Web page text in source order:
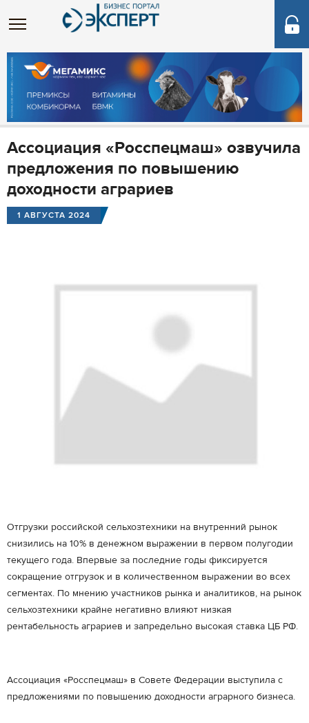
Ассоциация «Росспецмаш» озвучила
предложения по повышению
доходности аграриев
1 АВГУСТА 2024
Отгрузки российской сельхозтехники на внутренний рынок
снизились на 10% в денежном выражении в первом полугодии
текущего года. Впервые за последние годы фиксируется
сокращение отгрузок и в количественном выражении во всех
сегментах. По мнению участников рынка и аналитиков, на рынок
сельхозтехники крайне негативно влияют низкая
рентабельность аграриев и запредельно высокая ставка ЦБ РФ.
Ассоциация «Росспецмаш» в Совете Федерации выступила с
предложениями по повышению доходности аграрного бизнеса.